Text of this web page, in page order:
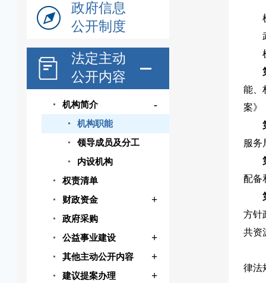
政府信息
公开制度
法定主动
公开内容
机构简介 -
机构职能
领导成员及分工
内设机构
权责清单
财政资金
+
政府采购
公益事业建设
+
其他主动公开内容 +
建议提案办理 +
能、
案》
服务
配备
方针
共资
律法